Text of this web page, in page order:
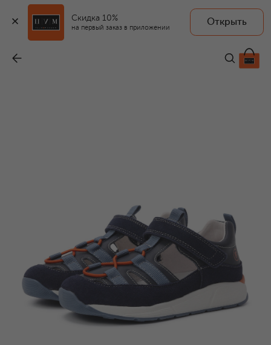
Скидка 10%
на первый заказ в приложении
Открыть
8 995 ₽